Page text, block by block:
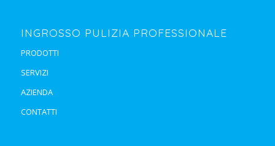
INGROSSO PULIZIA PROFESSIONALE
PRODOTTI
SERVIZI
AZIENDA
CONTATTI